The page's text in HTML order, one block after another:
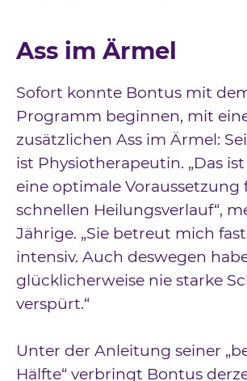
Ass im Ärmel
Sofort konnte Bontus mit
Programm beginnen, mit
zusätzlichen Ass im Ärmel:
ist Physiotherapeutin. „Das
eine optimale Voraussetzung
schnellen Heilungsverlauf“,
Jährige. „Sie betreut mich
intensiv. Auch deswegen
glücklicherweise nie starke
verspürt.“
Unter der Anleitung seiner
Hälfte“ verbringt Bontus